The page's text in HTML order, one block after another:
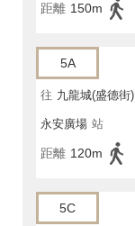
距離 150m
5A
往 九龍城(盛德街)
永安廣場 站
距離 120m
5C